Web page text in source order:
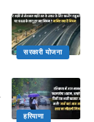
सरकारी योजना
हरियाणा